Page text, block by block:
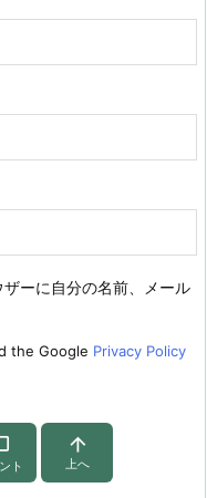
ーに自分の名前、メール
the Google Privacy Policy
ト

上へ